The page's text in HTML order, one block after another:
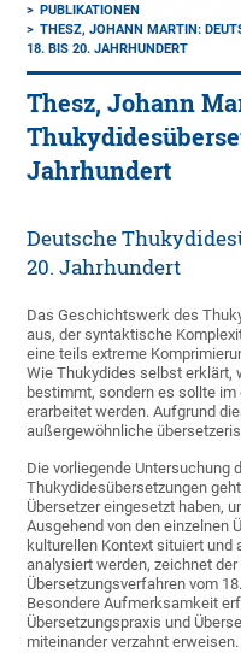
PUBLIKATIONEN
THESZ, JOHANN MARTIN:
18. BIS 20. JAHRHUNDERT
Thesz, Johann
Jahrhundert
Deutsche
20. Jahrhundert
Das Geschichtswerk des
aus, der syntaktische
eine teils extreme
Wie Thukydides selbst erklärt,
bestimmt, sondern es sollte
erarbeitet werden. Aufgrund
außergewöhnliche
Die vorliegende Untersuchung
Thukydidesübersetzungen
Übersetzer eingesetzt haben,
Ausgehend von den einzelnen
kulturellen Kontext situiert
analysiert werden, zeichnet
Übersetzungsverfahren vom
Besondere Aufmerksamkeit
Übersetzungspraxis und
miteinander verzahnt erweisen.